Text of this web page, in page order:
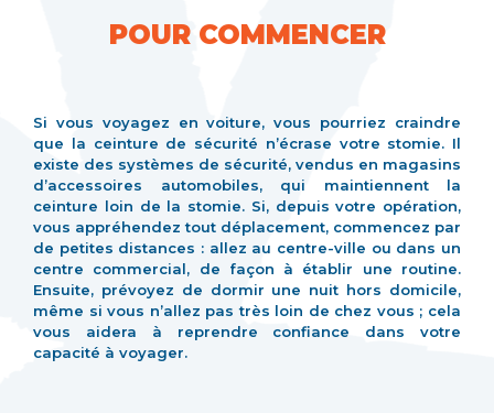
POUR COMMENCER
Si vous voyagez en voiture, vous pourriez craindre
que la ceinture de sécurité n’écrase votre stomie. Il
existe des systèmes de sécurité, vendus en magasins
d’accessoires automobiles, qui maintiennent la
ceinture loin de la stomie. Si, depuis votre opération,
vous appréhendez tout déplacement, commencez par
de petites distances : allez au centre-ville ou dans un
centre commercial, de façon à établir une routine.
Ensuite, prévoyez de dormir une nuit hors domicile,
même si vous n’allez pas très loin de chez vous ; cela
vous aidera à reprendre confiance dans votre
capacité à voyager.